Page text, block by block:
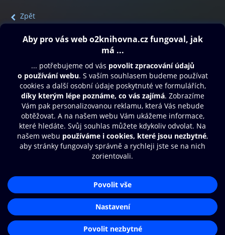
Zpět
Obsah ke stažení
Moje O2 Knihovna
Další zábava
© O2 Czech Republic a.s.
Přístupnost
Zásady zpracování osobních údajů
Nastavení cookies
Aplikace O2 Knihovna
Čti a poslouchej své e-knihy a
audioknihy rychleji a pohodlněji.